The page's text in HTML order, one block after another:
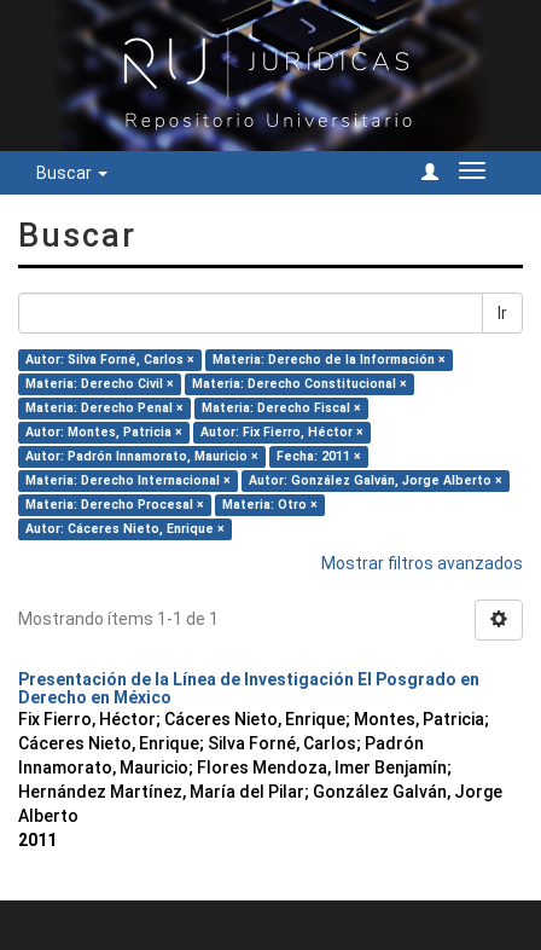
Buscar
Cambiar
Buscar
Ir
Autor: Silva Forné, Carlos ×
Materia: Derecho de la Información ×
Materia: Derecho Civil ×
Materia: Derecho Constitucional ×
Materia: Derecho Penal ×
Materia: Derecho Fiscal ×
Autor: Montes, Patricia ×
Autor: Fix Fierro, Héctor ×
Autor: Padrón Innamorato, Mauricio ×
Fecha: 2011 ×
Materia: Derecho Internacional ×
Autor: González Galván, Jorge Alberto ×
Materia: Derecho Procesal ×
Materia: Otro ×
Autor: Cáceres Nieto, Enrique ×
Mostrar filtros avanzados
Mostrando ítems 1-1 de 1
Presentación de la Línea de Investigación El Posgrado en
Derecho en México
Fix Fierro, Héctor; Cáceres Nieto, Enrique; Montes, Patricia;
Cáceres Nieto, Enrique; Silva Forné, Carlos; Padrón
Innamorato, Mauricio; Flores Mendoza, Imer Benjamín;
Hernández Martínez, María del Pilar; González Galván, Jorge
Alberto
2011